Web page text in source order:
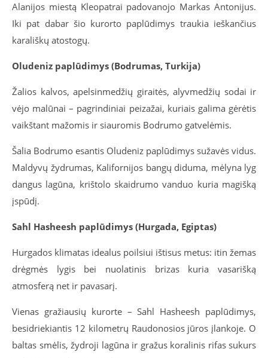
Alanijos miestą Kleopatrai padovanojo Markas Antonijus.
Iki pat dabar šio kurorto paplūdimys traukia ieškančius
karališkų atostogų.
Oludeniz paplūdimys (Bodrumas, Turkija)
Žalios kalvos, apelsinmedžių giraitės, alyvmedžių sodai ir
vėjo malūnai – pagrindiniai peizažai, kuriais galima gėrėtis
vaikštant mažomis ir siauromis Bodrumo gatvelėmis.
Šalia Bodrumo esantis Oludeniz paplūdimys sužavės vidus.
Maldyvų žydrumas, Kalifornijos bangų diduma, mėlyna lyg
dangus lagūna, krištolo skaidrumo vanduo kuria magišką
įspūdį.
Sahl Hasheesh paplūdimys (Hurgada, Egiptas)
Hurgados klimatas idealus poilsiui ištisus metus: itin žemas
drėgmės lygis bei nuolatinis brizas kuria vasarišką
atmosferą net ir pavasarį.
Vienas gražiausių kurorte – Sahl Hasheesh paplūdimys,
besidriekiantis 12 kilometrų Raudonosios jūros įlankoje. O
baltas smėlis, žydroji lagūna ir gražus koralinis rifas sukurs